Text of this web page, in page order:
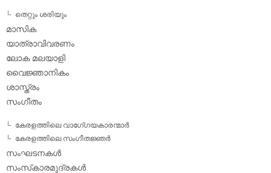
തെറ്റും ശരിയും
മാസിക
യാത്രാവിവരണം
ലോക മലയാളി
വൈജ്ഞാനികം
ശാസ്ത്രം
സംഗീതം
കേരളത്തിലെ വാഗേ്ഗയകാരന്മാര്‍
കേരളത്തിലെ സംഗീതജ്ഞര്‍
സംഘടനകള്‍
സംസ്‌കാരമുദ്രകള്‍